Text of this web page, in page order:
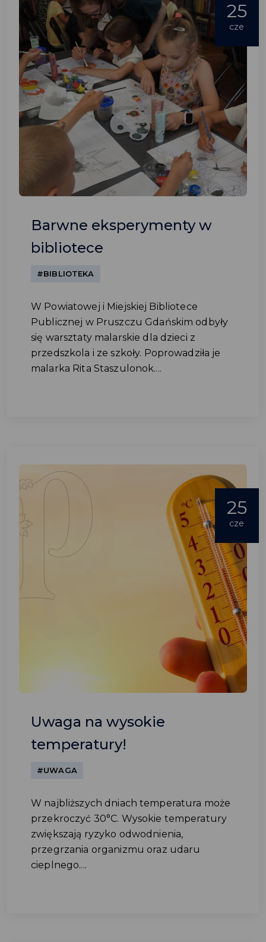
25
cze
Barwne eksperymenty w
bibliotece
#BIBLIOTEKA
W Powiatowej i Miejskiej Bibliotece
Publicznej w Pruszczu Gdańskim odbyły
się warsztaty malarskie dla dzieci z
przedszkola i ze szkoły. Poprowadziła je
malarka Rita Staszulonok....
25
cze
Uwaga na wysokie
temperatury!
#UWAGA
W najbliższych dniach temperatura może
przekroczyć 30°C. Wysokie temperatury
zwiększają ryzyko odwodnienia,
przegrzania organizmu oraz udaru
cieplnego....